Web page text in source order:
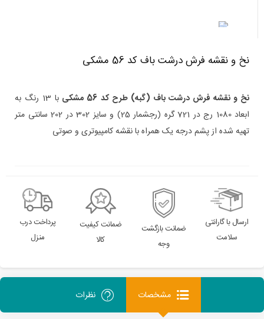
نخ و نقشه فرش درشت باف کد 56 مشکی
نخ و نقشه فرش درشت باف (گبه) طرح کد 56 مشکی
با 13 رنگ به
ابعاد 1080 رج در 721 گره (رجشمار 25) و سایز 302 در 202 سانتی متر
تهیه شده از پشم درجه یک همراه با نقشه کامپیوتری و صوتی
ارسال با گارانتی
سلامت
ضمانت بازگشت
وجه
ضمانت کیفیت
کالا
پرداخت درب
منزل
مشخصات نظرات